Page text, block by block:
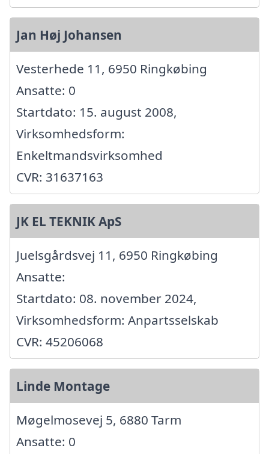
Jan Høj Johansen
Vesterhede 11, 6950 Ringkøbing
Ansatte: 0
Startdato: 15. august 2008,
Virksomhedsform:
Enkeltmandsvirksomhed
CVR: 31637163
JK EL TEKNIK ApS
Juelsgårdsvej 11, 6950 Ringkøbing
Ansatte:
Startdato: 08. november 2024,
Virksomhedsform: Anpartsselskab
CVR: 45206068
Linde Montage
Møgelmosevej 5, 6880 Tarm
Ansatte: 0